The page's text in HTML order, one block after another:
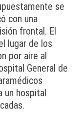
se
con una
frontal. El
lugar de los
por aire al
General de
un hospital